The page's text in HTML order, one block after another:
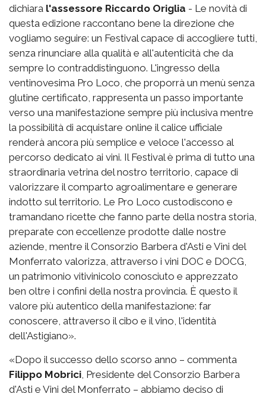
dichiara l'assessore Riccardo Origlia - Le novità di
questa edizione raccontano bene la direzione che
vogliamo seguire: un Festival capace di accogliere tutti,
senza rinunciare alla qualità e all'autenticità che da
sempre lo contraddistinguono. L'ingresso della
ventinovesima Pro Loco, che proporrà un menù senza
glutine certificato, rappresenta un passo importante
verso una manifestazione sempre più inclusiva mentre
la possibilità di acquistare online il calice ufficiale
renderà ancora più semplice e veloce l'accesso al
percorso dedicato ai vini. Il Festival è prima di tutto una
straordinaria vetrina del nostro territorio, capace di
valorizzare il comparto agroalimentare e generare
indotto sul territorio. Le Pro Loco custodiscono e
tramandano ricette che fanno parte della nostra storia,
preparate con eccellenze prodotte dalle nostre
aziende, mentre il Consorzio Barbera d'Asti e Vini del
Monferrato valorizza, attraverso i vini DOC e DOCG,
un patrimonio vitivinicolo conosciuto e apprezzato
ben oltre i confini della nostra provincia. È questo il
valore più autentico della manifestazione: far
conoscere, attraverso il cibo e il vino, l'identità
dell'Astigiano».
«Dopo il successo dello scorso anno – commenta
Filippo Mobrici , Presidente del Consorzio Barbera
d'Asti e Vini del Monferrato – abbiamo deciso di